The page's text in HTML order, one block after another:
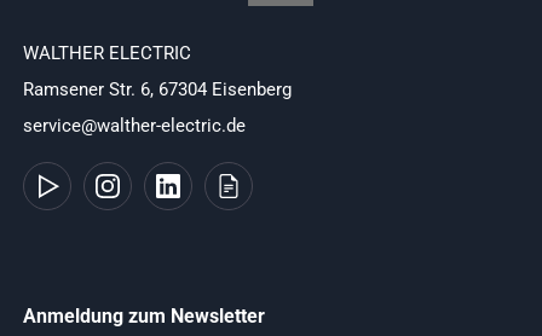
WALTHER ELECTRIC
Ramsener Str. 6, 67304 Eisenberg
service@walther-electric.de
Anmeldung zum Newsletter